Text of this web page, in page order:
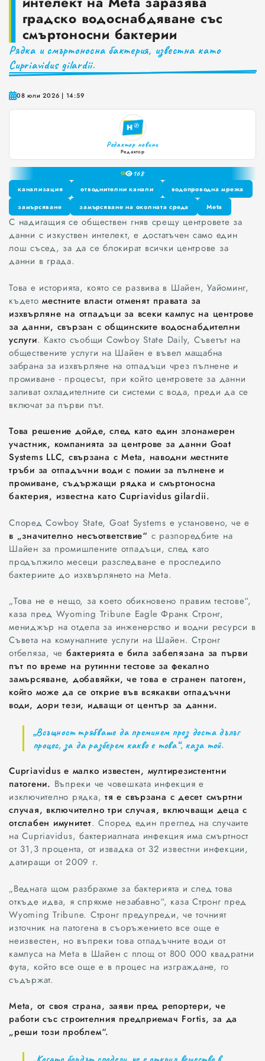
Всички
Варна
Разград
Търговище
Как да постъпваме с близките, които не ни ценят
градско водоснабдяване със
смъртоносни бактерии
Рядка и смъртоносна бактерия, известна като
Cupriavidus gilardii.
08 юли 2026 | 14:59
Редактор новини
Редактор
16
3
4
5
6
7
8
9
канализация
канализация
отводнителни канали
отводнителни канали
водопроводна мрежа
водопроводна мрежа
замърсяване
замърсяване
замърсяване на околната среда
замърсяване на околната среда
Meta
Meta
С надигащия се обществен гняв срещу центровете за
данни с изкуствен интелект, е достатъчен само един
лош съсед, за да се блокират всички центрове за
данни в града.
Това е историята, която се развива в Шайен, Уайоминг,
къдетоместните власти отменят правата за
изхвърляне на отпадъци за всеки кампус на центрове
за данни, свързан с общинските водоснабдителни
услуги. Както съобщи Cowboy State Daily, Съветът на
обществените услуги на Шайен е въвел мащабна
забрана за изхвърляне на отпадъци чрез пълнене и
промиване - процесът, при който центровете за данни
заливат охладителните си системи с вода, преди да се
включат за първи път.
Това решение дойде, след като един злонамерен
участник, компанията за центрове за данни Goat
Systems LLC, свързана с Meta, наводни местните
тръби за отпадъчни води с помии за пълнене и
промиване, съдържащи рядка и смъртоносна
бактерия, известна като Cupriavidus gilardii.
Според Cowboy State, Goat Systems е установено, че е
в „значително несъответствие“ с разпоредбите на
Шайен за промишлените отпадъци, след като
продължило месеци разследване е проследило
бактериите до изхвърлянето на Meta.
„Това не е нещо, за което обикновено правим тестове“,
каза пред Wyoming Tribune Eagle Франк Стронг,
мениджър на отдела за инженерство и водни ресурси в
Съвета на комуналните услуги на Шайен. Стронг
отбеляза, че бактерията е била забелязана за първи
път по време на рутинни тестове за фекално
замърсяване, добавяйки, че това е странен патоген,
който може да се открие във всякакви отпадъчни
води, дори тези, идващи от център за данни.
„Всъщност трябваше да преминем през доста дълъг
процес, за да разберем какво е това“, каза той.
Cupriavidus е малко известен, мултирезистентни
патогени. Въпреки че човешката инфекция е
изключително рядка, тя е свързана с десет смъртни
случая, включително три случая, включващи деца с
отслабен имунитет. Според един преглед на случаите
на Cupriavidus, бактериалната инфекция има смъртност
от 31,3 процента, от извадка от 32 известни инфекции,
датиращи от 2009 г.
„Веднага щом разбрахме за бактерията и след това
откъде идва, я спряхме незабавно“, каза Стронг пред
Wyoming Tribune. Стронг предупреди, че точният
източник на патогена в съоръжението все още е
неизвестен, но въпреки това отпадъчните води от
кампуса на Meta в Шайен с площ от 800 000 квадратни
фута, който все още е в процес на изграждане, го
съдържат.
Meta, от своя страна, заяви пред репортери, че
работи със строителния предприемач Fortis, за да
„реши този проблем“.
„Когато бордът сподели, че е открил вещество в